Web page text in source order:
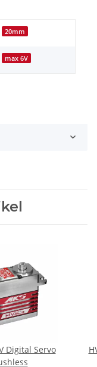
20mm
max 6V
Digital Servo